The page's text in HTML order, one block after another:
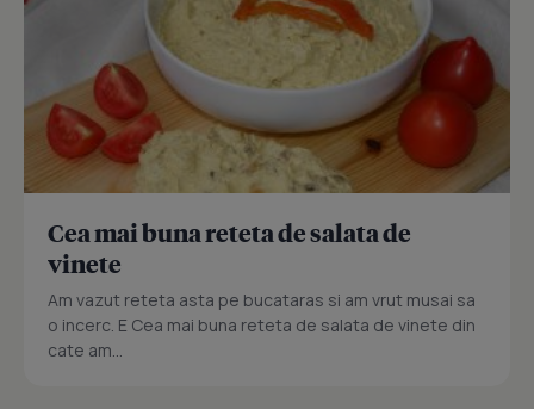
Cea mai buna reteta de salata de
vinete
Am vazut reteta asta pe bucataras si am vrut musai sa
o incerc. E Cea mai buna reteta de salata de vinete din
cate am...